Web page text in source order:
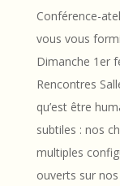
Conférence-
vous vous
Dimanche 1er
Rencontres
qu’est être
subtiles : nos
multiples
ouverts sur